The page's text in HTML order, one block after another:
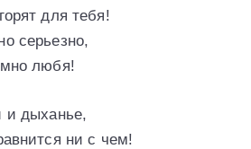
для тебя!
серьезно,
любя!
и дыханье,
ни с чем!